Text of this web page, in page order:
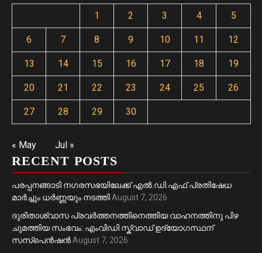
1 2 3 4 5
6 7 8 9 10 11 12
13 14 15 16 17 18 19
20 21 22 23 24 25 26
27 28 29 30
« May Jul »
RECENT POSTS
പരപ്പനങ്ങാടി നഗരസഭയിലേക്ക് എൽ.ഡി.എഫ് പ്രതിഷേധ
മാർച്ചും ധർണ്ണയും നടത്തിAugust 7, 2026
ദുരിതാശ്വാസ പ്രവർത്തനത്തിനെത്തിയ വാഹനത്തിനു പിഴ
ചുമത്തിയ സംഭവം: എംവിഡി സ്ക്വാഡ് ഉദ്യോഗസ്ഥന്
സസ്പെൻഷൻAugust 7, 2026